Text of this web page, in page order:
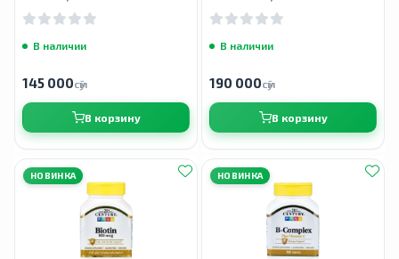
В наличии
145 000сӯм
В корзину
В наличии
190 000сӯм
В корзину
НОВИНКА НОВИНКА